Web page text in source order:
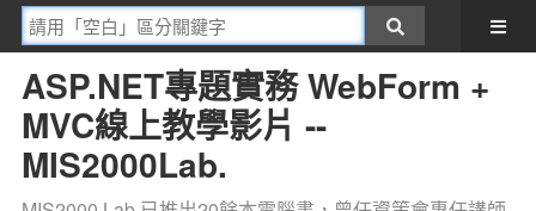
ASP.NET專題實務 WebForm +
MVC線上教學影片 --
MIS2000Lab.